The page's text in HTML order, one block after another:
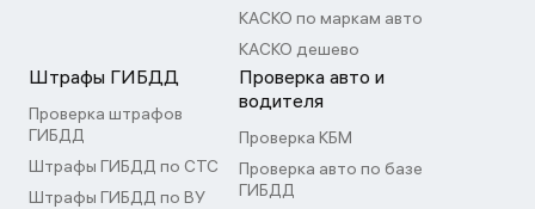
КАСКО по маркам авто
КАСКО дешево
Штрафы ГИБДД
Проверка штрафов
ГИБДД
Штрафы ГИБДД по СТС
Штрафы ГИБДД по ВУ
Проверка авто и
водителя
Проверка КБМ
Проверка авто по базе
ГИБДД